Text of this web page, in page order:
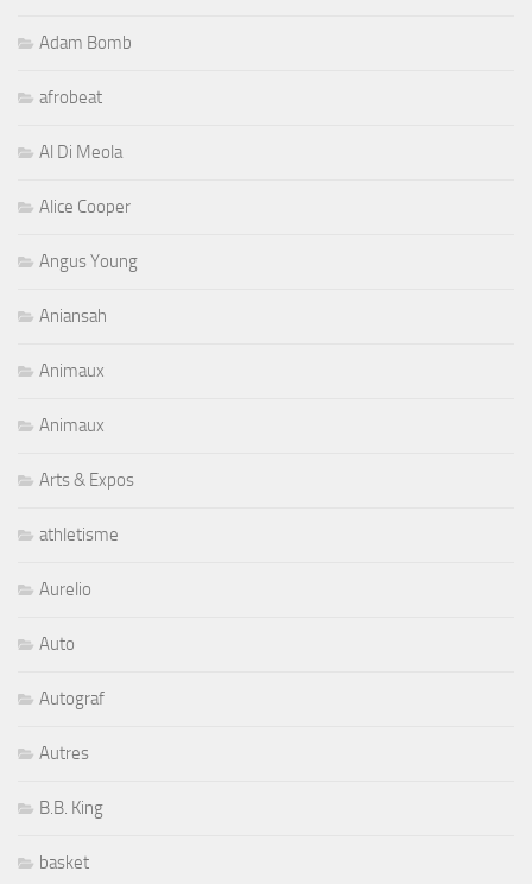
Adam Bomb
afrobeat
Al Di Meola
Alice Cooper
Angus Young
Aniansah
Animaux
Animaux
Arts & Expos
athletisme
Aurelio
Auto
Autograf
Autres
B.B. King
basket